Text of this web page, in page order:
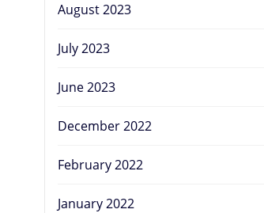
August 2023
July 2023
June 2023
December 2022
February 2022
January 2022